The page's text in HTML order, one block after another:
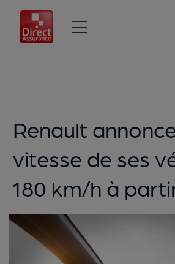
Renault
vitesse de ses
180 km/h à